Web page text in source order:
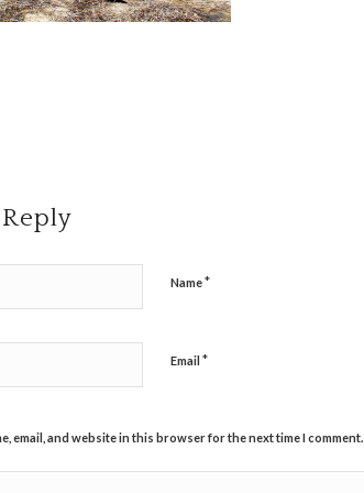
Name*
Email *
email, and website in this browser for the next time I comment.